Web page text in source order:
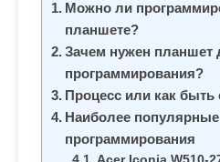
Можно ли
планшете?
Зачем нужен планшет
программирования?
Процесс или как быть
Наиболее
программирования